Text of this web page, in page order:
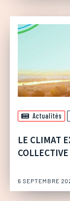
Actualités
LE CLIMAT
COLLECTIVE
6 SEPTEMBRE